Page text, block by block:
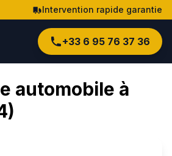
Intervention rapide garantie
+33 6 95 76 37 36
automobile à
)